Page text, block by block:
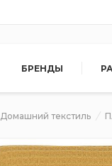
БРЕНДЫ
Домашний текстиль